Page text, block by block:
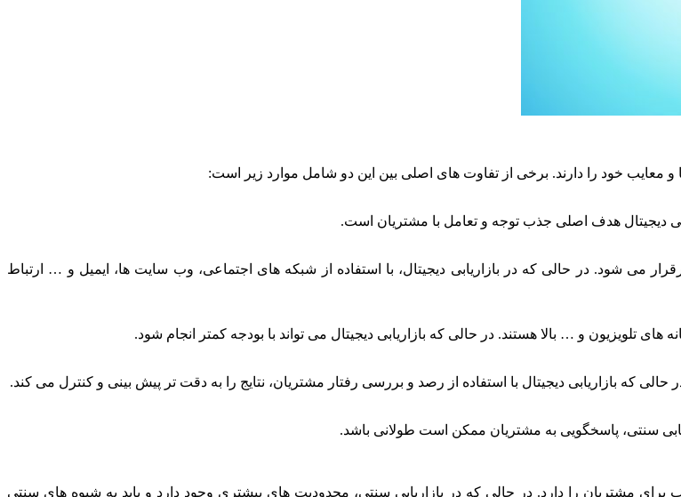
و معایب خود را دارند. برخی از تفاوت های اصلی بین این دو شامل موارد زیر است:
دیجیتال هدف اصلی جذب توجه و تعامل با مشتریان است.
می شود. در حالی که در بازاریابی دیجیتال، با استفاده از شبکه های اجتماعی، وب سایت ها، ایمیل و … ارتباط
های تلویزیون و … بالا هستند. در حالی که بازاریابی دیجیتال می تواند با بودجه کمتر انجام شود.
که بازاریابی دیجیتال با استفاده از رصد و بررسی رفتار مشتریان، نتایج را به دقت تر پیش بینی و کنترل می کند.
سنتی، پاسخگویی به مشتریان ممکن است طولانی باشد.
برای مشتریان را دارد. در حالی که در بازاریابی سنتی، محدودیت های بیشتری وجود دارد و باید به شیوه های سنتی